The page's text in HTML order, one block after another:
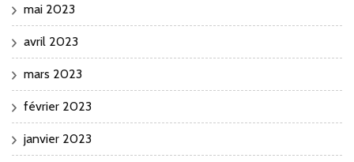
mai 2023
avril 2023
mars 2023
février 2023
janvier 2023